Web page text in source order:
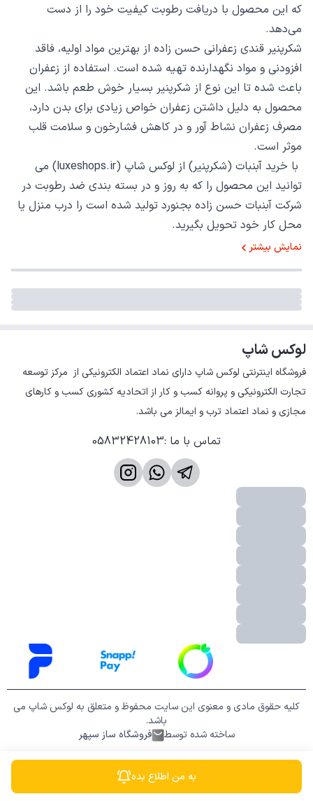
به من اطلاع بده
که این محصول با دریافت رطوبت کیفیت خود را از دست
می‌دهد.
شکرپنیر قندی زعفرانی حسن زاده از بهترین مواد اولیه، فاقد
افزودنی و مواد نگهدارنده تهیه شده است. استفاده از زعفران
باعث شده تا این نوع از شکرپنیر بسیار خوش طعم باشد. این
محصول به دلیل داشتن زعفران خواص زیادی برای بدن دارد،
مصرف زعفران نشاط آور و در کاهش فشارخون و سلامت قلب
موثر است.
با خرید آبنبات (شکرپنیر) از لوکس شاپ (luxeshops.ir) می
توانید این محصول را که به روز و در بسته بندی ضد رطوبت در
شرکت آبنبات حسن زاده بجنورد تولید شده است را درب منزل یا
محل کار خود تحویل بگیرید.
نمایش بیشتر
لوکس شاپ
مجازی و نماد اعتماد ترب و ایمالز می باشد.
تماس با ما :
05832428103
کلیه حقوق مادی و معنوی این سایت محفوظ و متعلق به لوکس شاپ می
باشد.
ساخته شده توسط
فروشگاه ساز سپهر